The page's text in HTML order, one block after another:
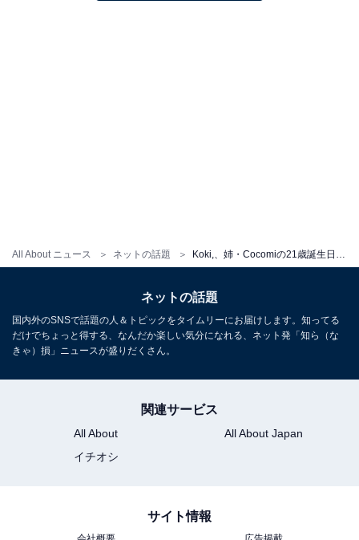
All About ニュース ネットの話題
ネットの話題
国内外のSNSで話題の人＆トピックをタイムリーにお届けします。知ってる
だけでちょっと得する、なんだか楽しい気分になれる、ネット発「知ら（な
きゃ）損」ニュースが盛りだくさん。
関連サービス
All About
All About Japan
イチオシ
サイト情報